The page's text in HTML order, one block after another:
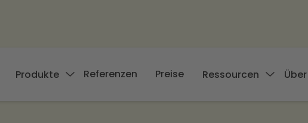
Produkte Referenzen Preise Ressourcen